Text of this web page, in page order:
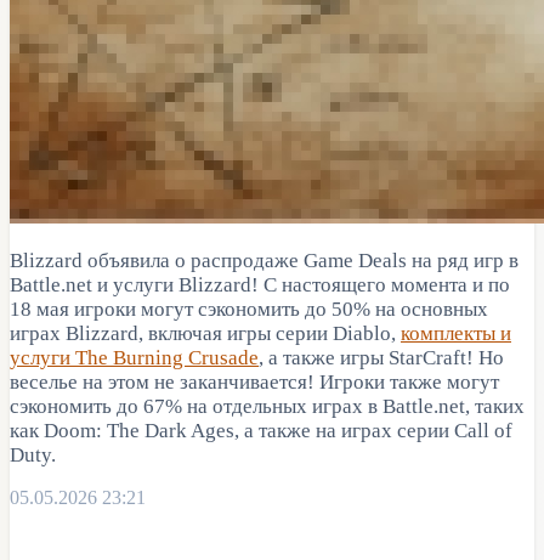
Blizzard объявила о распродаже Game Deals на ряд игр в
Battle.net и услуги Blizzard! С настоящего момента и по
18 мая игроки могут сэкономить до 50% на основных
играх Blizzard, включая игры серии Diablo, комплекты и
услуги The Burning Crusade, а также игры StarCraft! Но
веселье на этом не заканчивается! Игроки также могут
сэкономить до 67% на отдельных играх в Battle.net, таких
как Doom: The Dark Ages, а также на играх серии Call of
Duty.
05.05.2026 23:21